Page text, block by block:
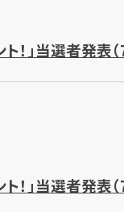
」当選者発表（
」当選者発表（